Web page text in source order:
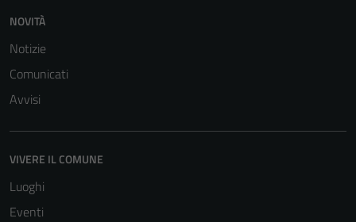
NOVITÀ
Notizie
Comunicati
Avvisi
VIVERE IL COMUNE
Luoghi
Eventi
sono necessari